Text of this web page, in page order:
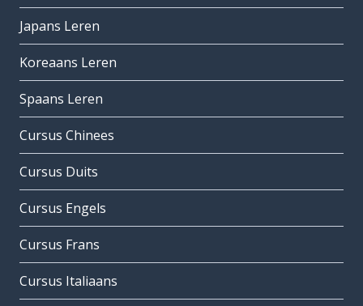
Japans Leren
Koreaans Leren
Spaans Leren
Cursus Chinees
Cursus Duits
Cursus Engels
Cursus Frans
Cursus Italiaans